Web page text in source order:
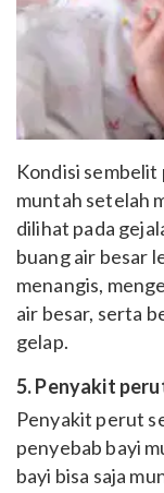
Kondisi sembelit
muntah setelah
dilihat pada
buang air besar
menangis,
air besar, serta
gelap.
5. Penyakit
Penyakit perut
penyebab bayi
bayi bisa saja